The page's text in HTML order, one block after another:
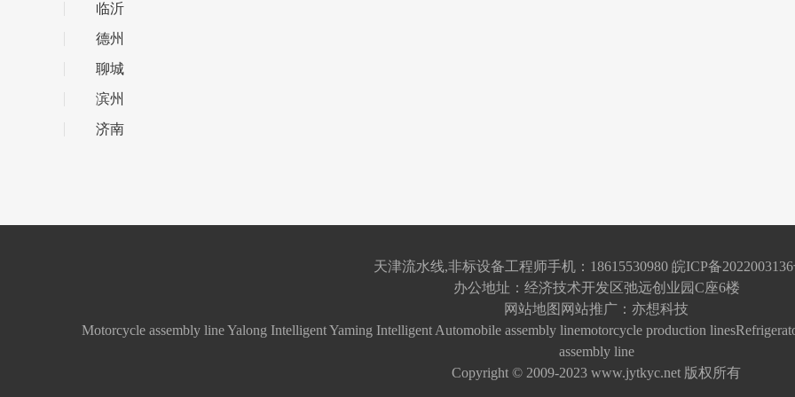
临沂
德州
聊城
滨州
济南
天津流水线,非标设备工程师手机：18615530980 皖ICP备
办公地址：经济技术开发区弛远创业园C座6楼
网站地图 网站推广： 亦想科技
Motorcycle assembly lineYalong IntelligentYaming Intelligent Automobile assembly linemotorcycle production lines
assembly line
Copyright © 2009-2023 www.jytkyc.net 版权所有